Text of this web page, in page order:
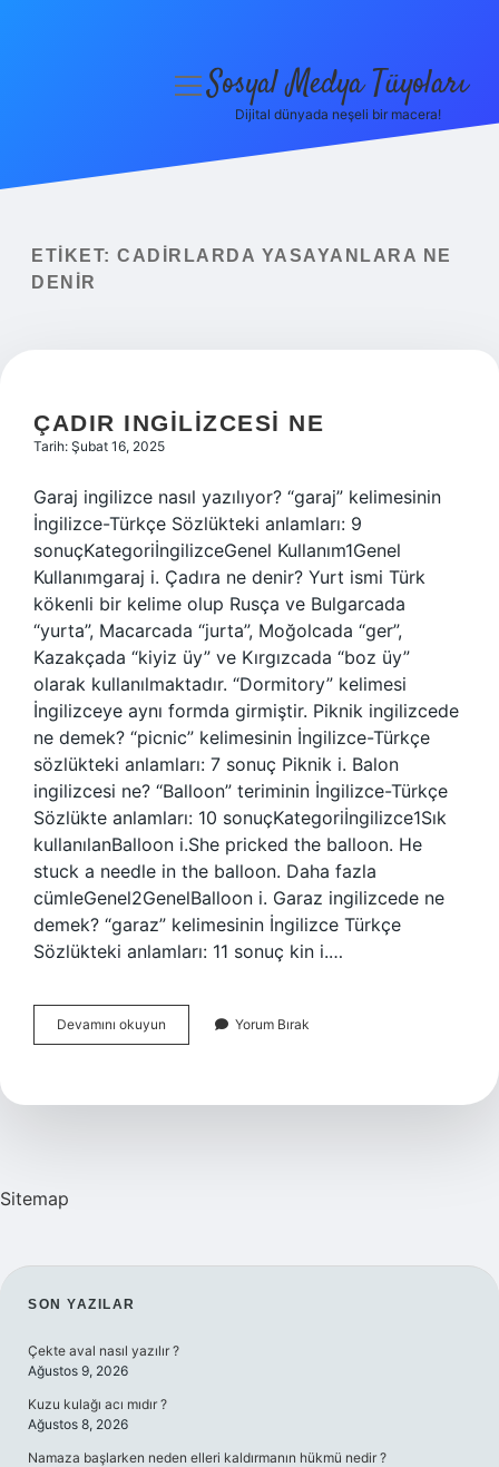
Yasal Uyarı
menüyüSosyal Medya Tüyoları
Dijital dünyada neşeli bir macera!
ETIKET: CADIRLARDA YASAYANLARA NE
DENIR
ÇADIR INGILIZCESI NE
Tarih: Şubat 16, 2025
Garaj ingilizce nasıl yazılıyor? “garaj” kelimesinin
İngilizce-Türkçe Sözlükteki anlamları: 9
sonuçKategoriİngilizceGenel Kullanım1Genel
Kullanımgaraj i. Çadıra ne denir? Yurt ismi Türk
kökenli bir kelime olup Rusça ve Bulgarcada
“yurta”, Macarcada “jurta”, Moğolcada “ger”,
Kazakçada “kiyiz üy” ve Kırgızcada “boz üy”
olarak kullanılmaktadır. “Dormitory” kelimesi
İngilizceye aynı formda girmiştir. Piknik ingilizcede
ne demek? “picnic” kelimesinin İngilizce-Türkçe
sözlükteki anlamları: 7 sonuç Piknik i. Balon
ingilizcesi ne? “Balloon” teriminin İngilizce-Türkçe
Sözlükte anlamları: 10 sonuçKategoriİngilizce1Sık
kullanılanBalloon i.She pricked the balloon. He
stuck a needle in the balloon. Daha fazla
cümleGenel2GenelBalloon i. Garaz ingilizcede ne
demek? “garaz” kelimesinin İngilizce Türkçe
Sözlükteki anlamları: 11 sonuç kin i.…
Devamını okuyun
Ingilizcesi
Yorum Bırak
Sitemap
SIDEBAR
SON YAZILAR
Çekte aval nasıl yazılır ?
Ağustos 9, 2026
Kuzu kulağı acı mıdır ?
Ağustos 8, 2026
Namaza başlarken neden elleri kaldırmanın hükmü nedir ?